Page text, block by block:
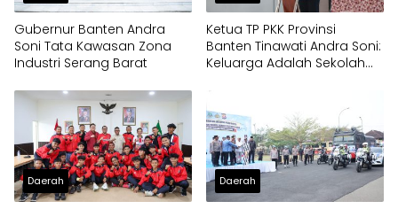
Gubernur Banten Andra
Soni Tata Kawasan Zona
Industri Serang Barat
Ketua TP PKK Provinsi
Banten Tinawati Andra Soni:
Keluarga Adalah Sekolah
Daerah Daerah